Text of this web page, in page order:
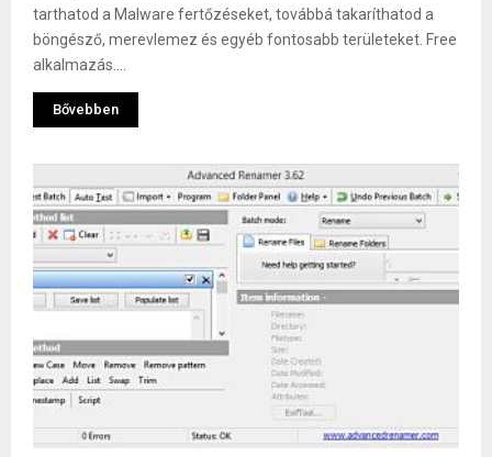
tarthatod a Malware fertőzéseket, továbbá takaríthatod a
böngésző, merevlemez és egyéb fontosabb területeket. Free
alkalmazás....
Bővebben